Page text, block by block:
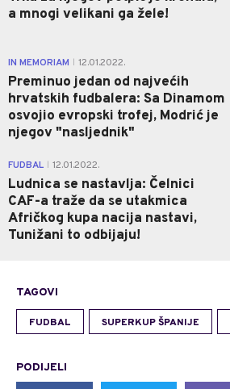
a mnogi velikani ga žele!
IN MEMORIAM 12.01.2022.
Preminuo jedan od najvećih
hrvatskih fudbalera: Sa Dinamom
osvojio evropski trofej, Modrić je
njegov "nasljednik"
FUDBAL 12.01.2022.
Ludnica se nastavlja: Čelnici
CAF-a traže da se utakmica
Afričkog kupa nacija nastavi,
Tunižani to odbijaju!
TAGOVI
FUDBAL SUPERKUP ŠPANIJE
PODIJELI